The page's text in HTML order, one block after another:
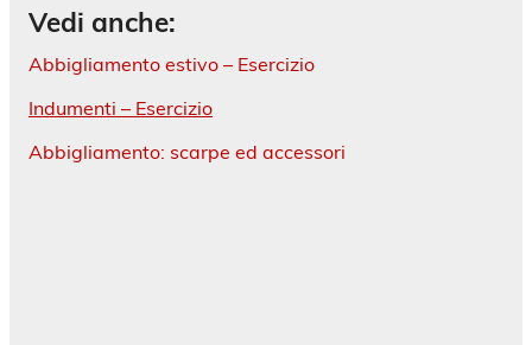
Vedi anche:
Abbigliamento estivo – Esercizio
Indumenti – Esercizio
Abbigliamento: scarpe ed accessori